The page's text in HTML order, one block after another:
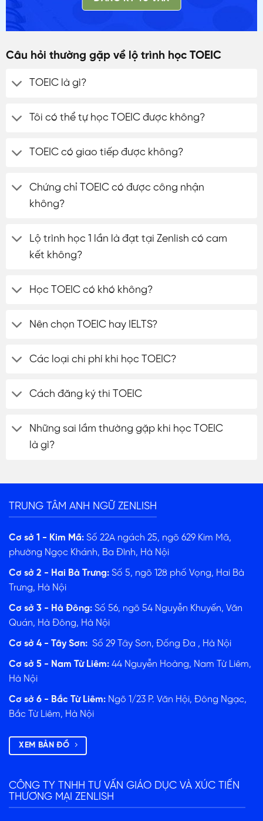
Câu hỏi thường gặp về lộ trình học TOEIC
TOEIC là gì?
Tôi có thể tự học TOEIC được không?
TOEIC có giao tiếp được không?
Chứng chỉ TOEIC có được công nhận
không?
Lộ trình học 1 lần là đạt tại Zenlish có cam
kết không?
Học TOEIC có khó không?
Nên chọn TOEIC hay IELTS?
Các loại chi phí khi học TOEIC?
Cách đăng ký thi TOEIC
Những sai lầm thường gặp khi học TOEIC
là gì?
TRUNG TÂM ANH NGỮ ZENLISH
Cơ sở 1 - Kim Mã: Số 22A ngách 25, ngõ 629 Kim Mã,
phường Ngọc Khánh, Ba Đình, Hà Nội
Cơ sở 2 - Hai Bà Trưng: Số 5, ngõ 128 phố Vọng, Hai Bà
Trưng, Hà Nội
Cơ sở 3 - Hà Đông: Số 56, ngõ 54 Nguyễn Khuyến, Văn
Quán, Hà Đông, Hà Nội
Cơ sở 4 - Tây Sơn: Số 29 Tây Sơn, Đống Đa , Hà Nội
Cơ sở 5 - Nam Từ Liêm: 44 Nguyễn Hoàng, Nam Từ Liêm,
Hà Nội
Cơ sở 6 - Bắc Từ Liêm: Ngõ 1/23 P. Văn Hội, Đông Ngạc,
Bắc Từ Liêm, Hà Nội
XEM BẢN ĐỒ
CÔNG TY TNHH TƯ VẤN GIÁO DỤC VÀ XÚC TIẾN
THƯƠNG MẠI ZENLISH